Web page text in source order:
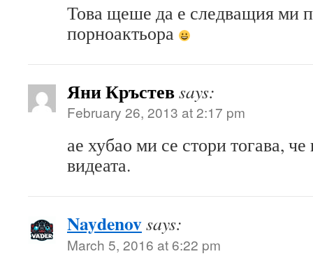
Това щеше да е следващия ми
порноактьора
Яни Кръстевsays:
February 26, 2013 at 2:17 pm
ае хубао ми се стори тогава,
видеата.
Naydenovsays:
March 5, 2016 at 6:22 pm